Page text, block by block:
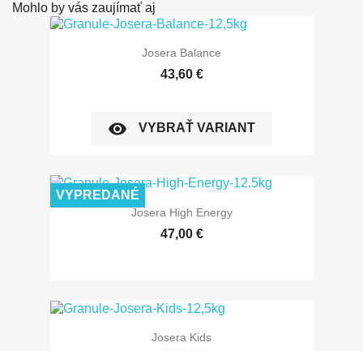
Mohlo by vás zaujímať aj
Josera Balance
43,60 €
visibility VYBRAŤ VARIANT
Josera High Energy
47,00 €
VYPREDANÉ
Josera Kids